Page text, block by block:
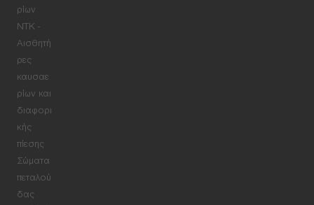
ρίων
NTK -
Αισθητή
ρες
καυσαε
ρίων και
διαφορι
κής
πίεσης
Σώματα
πεταλού
δας